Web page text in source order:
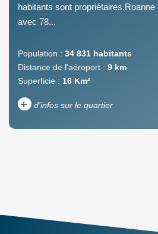
habitants sont
avec 78...
Population : 34 831 habitants
Distance de l'aéroport : 9 km
Superficie : 16 Km²
+ d'infos sur le quartier
TAUX DE PROPRIÉTAIRES